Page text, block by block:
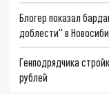
Блогер показал
доблести" в
Генподрядчика
рублей